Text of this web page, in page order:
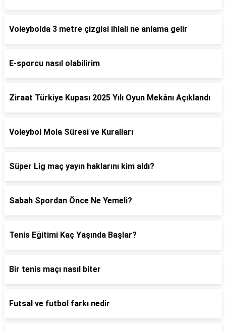
Voleybolda 3 metre çizgisi ihlali ne anlama gelir
E-sporcu nasıl olabilirim
Ziraat Türkiye Kupası 2025 Yılı Oyun Mekânı Açıklandı
Voleybol Mola Süresi ve Kuralları
Süper Lig maç yayın haklarını kim aldı?
Sabah Spordan Önce Ne Yemeli?
Tenis Eğitimi Kaç Yaşında Başlar?
Bir tenis maçı nasıl biter
Futsal ve futbol farkı nedir